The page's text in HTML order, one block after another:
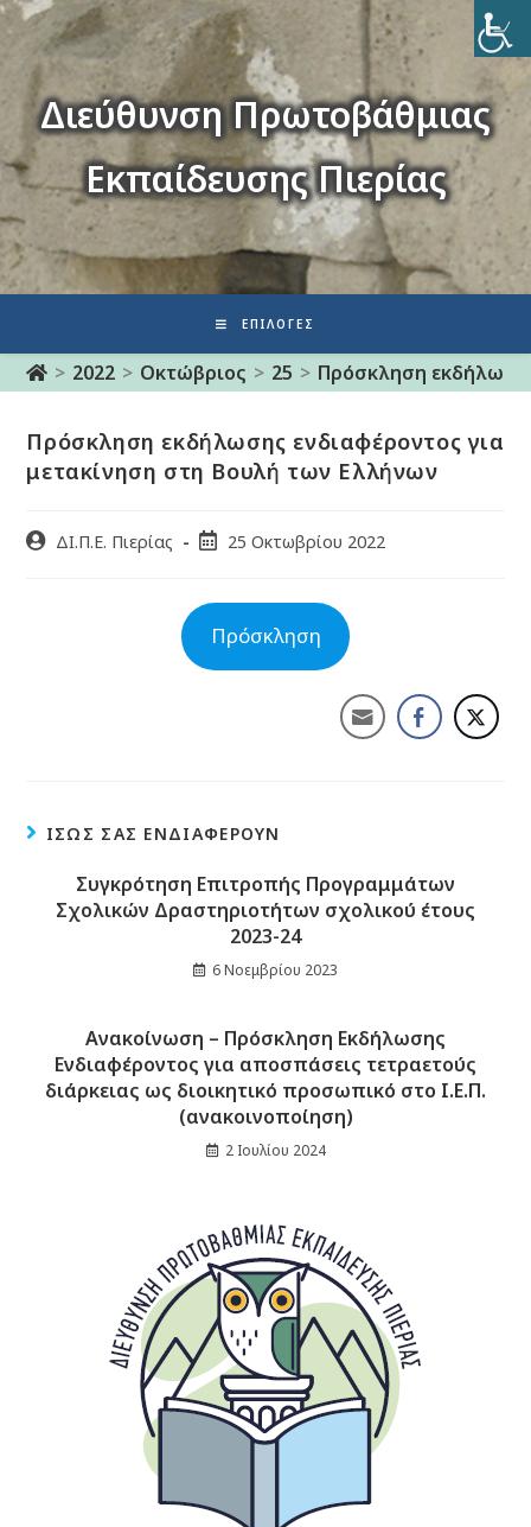
Διεύθυνση Πρωτοβάθμιας
Εκπαίδευσης Πιερίας
ΕΠΙΛΟΓΈΣ
> 2022 > Οκτώβριος > 25 > Πρόσκληση
Πρόσκληση εκδήλωσης ενδιαφέροντος για
μετακίνηση στη Βουλή των Ελλήνων
ΔΙ.Π.Ε. Πιερίας 25 Οκτωβρίου 2022
Πρόσκληση
ΊΣΩΣ ΣΑΣ ΕΝΔΙΑΦΈΡΟΥΝ
Συγκρότηση Επιτροπής Προγραμμάτων
Σχολικών Δραστηριοτήτων σχολικού έτους
2023-24
6 Νοεμβρίου 2023
Ανακοίνωση – Πρόσκληση Εκδήλωσης
Ενδιαφέροντος για αποσπάσεις τετραετούς
διάρκειας ως διοικητικό προσωπικό στο Ι.Ε.Π.
(ανακοινοποίηση)
2 Ιουλίου 2024